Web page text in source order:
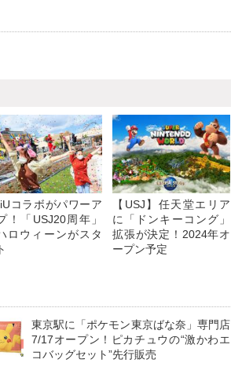
コラボがパワーア
！「USJ20周年」
ロウィーンがスタ
【USJ】任天堂エリア
に「ドンキーコング」
拡張が決定！2024年オ
ープン予定
東京駅に「ポケモン東京ばな奈」専門店
7/17オープン！ピカチュウの“激かわエ
コバッグセット”先行販売